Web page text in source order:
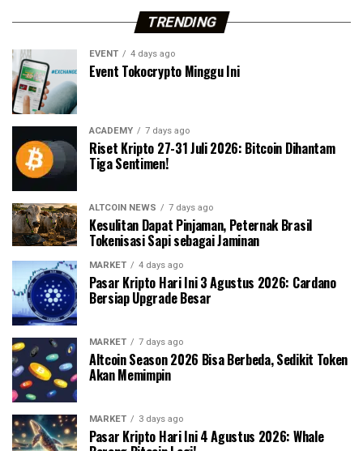
TRENDING
EVENT 4 days ago
Event Tokocrypto Minggu Ini
ACADEMY 7 days ago
Riset Kripto 27-31 Juli 2026: Bitcoin Dihantam
Tiga Sentimen!
ALTCOIN NEWS 7 days ago
Kesulitan Dapat Pinjaman, Peternak Brasil
Tokenisasi Sapi sebagai Jaminan
MARKET 4 days ago
Pasar Kripto Hari Ini 3 Agustus 2026: Cardano
Bersiap Upgrade Besar
MARKET 7 days ago
Altcoin Season 2026 Bisa Berbeda, Sedikit Token
Akan Memimpin
MARKET 3 days ago
Pasar Kripto Hari Ini 4 Agustus 2026: Whale